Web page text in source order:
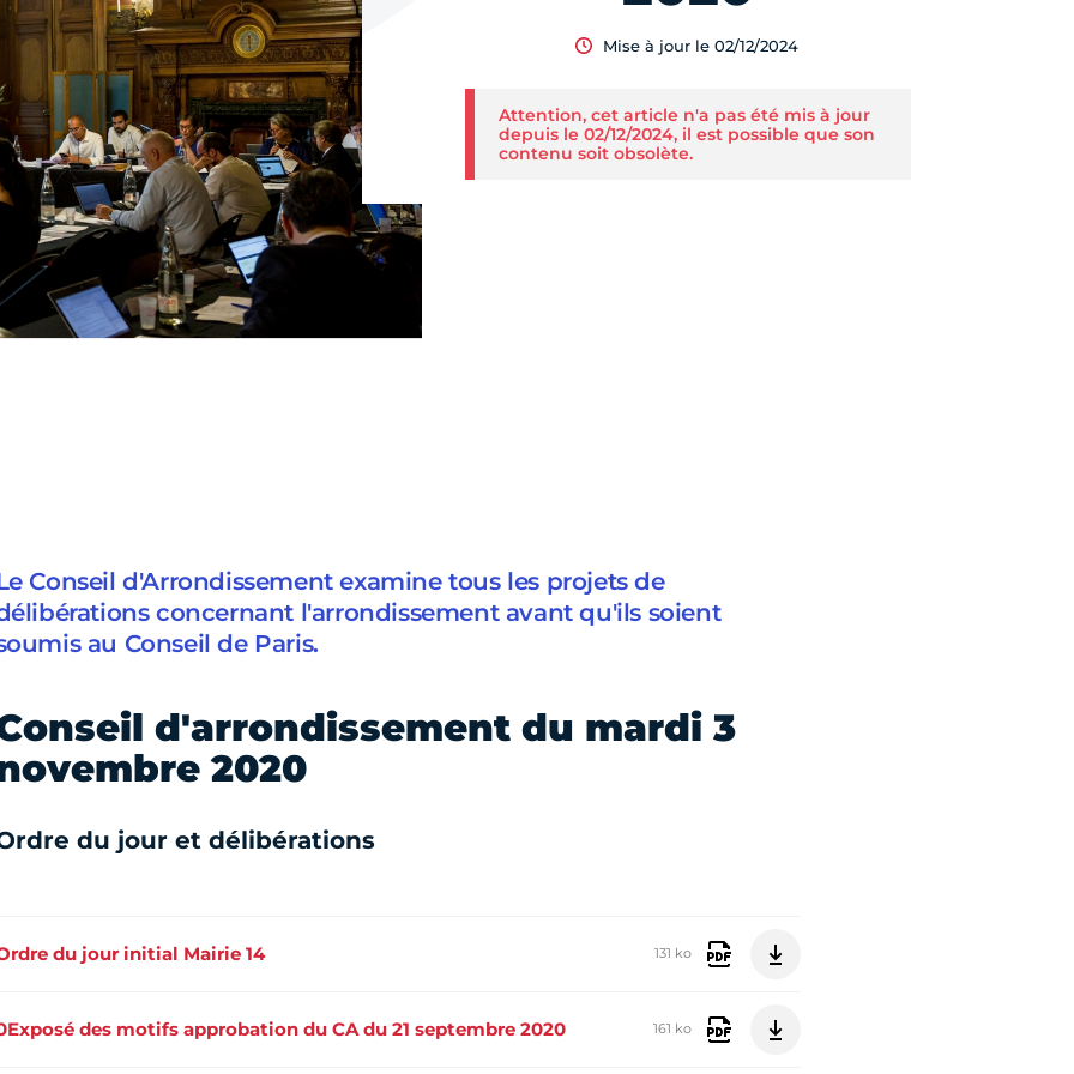
Mise à jour le 02/12/2024
Attention, cet article n'a pas été mis à jour
depuis le 02/12/2024, il est possible que son
contenu soit obsolète.
Conseil d'Arrondissement examine tous les projets de
concernant l'arrondissement avant qu'ils soient
au Conseil de Paris.
d'arrondissement du mardi 3
2020
du jour et délibérations
du jour initial Mairie 14 131 ko
des motifs approbation du CA du 21 septembre 2020 161 ko